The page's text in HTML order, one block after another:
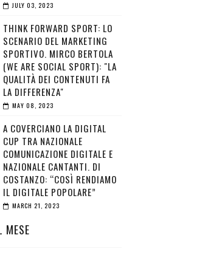
JULY 03, 2023
THINK FORWARD SPORT: LO
SCENARIO DEL MARKETING
SPORTIVO. MIRCO BERTOLA
(WE ARE SOCIAL SPORT): "LA
QUALITÀ DEI CONTENUTI FA
LA DIFFERENZA"
MAY 08, 2023
A COVERCIANO LA DIGITAL
CUP TRA NAZIONALE
COMUNICAZIONE DIGITALE E
NAZIONALE CANTANTI. DI
COSTANZO: “COSÌ RENDIAMO
IL DIGITALE POPOLARE”
MARCH 21, 2023
MESE